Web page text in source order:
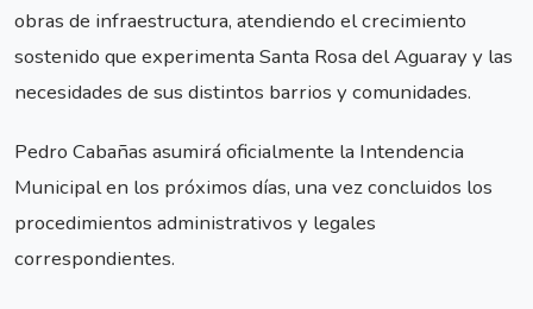
obras de infraestructura, atendiendo el crecimiento
sostenido que experimenta Santa Rosa del Aguaray y las
necesidades de sus distintos barrios y comunidades.
Pedro Cabañas asumirá oficialmente la Intendencia
Municipal en los próximos días, una vez concluidos los
procedimientos administrativos y legales
correspondientes.